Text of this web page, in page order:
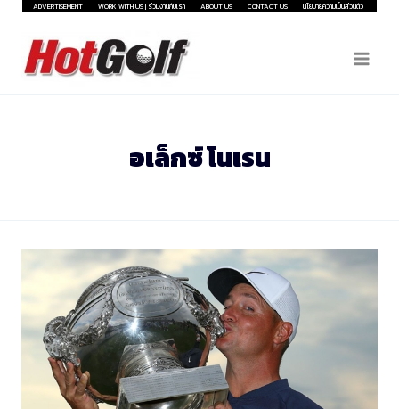
Skip
content
ADVERTISEMENT WORK WITH US | ร่วมงานกับเรา ABOUT US CONTACT US นโยบายความเป็นส่วนตัว
อเล็กซ์ โนเรน